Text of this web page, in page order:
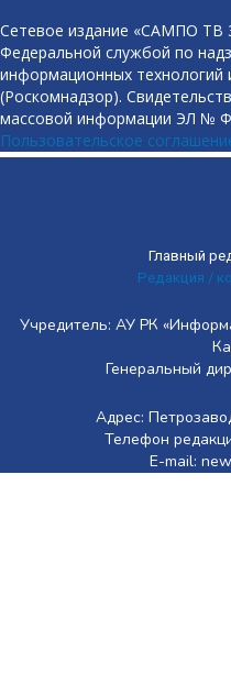
Сетевое издание «САМПО ТВ
Федеральной службой по
информационных технологий
(Роскомнадзор).
массовой информации ЭЛ №
Пользовательское
Главный
Редакция /
Учредитель: АУ РК
Генеральный
Адрес:
Телефон
E-mail: